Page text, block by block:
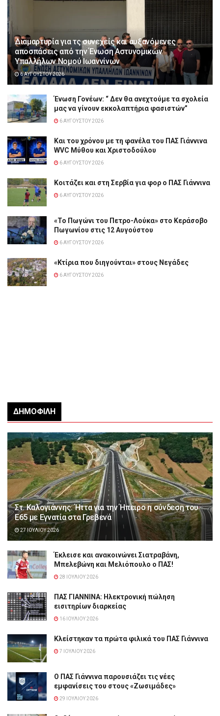
Διαμαρτυρία για τς συνεχείς και αυξανόμενες
αποσπάσεις από την Ένωση Αστυνομικών
Υπαλλήλων Νομού Ιωαννίνων
6 ΑΥΓΟΎΣΤΟΥ 2026
Ένωση Γονέων: “ Δεν θα ανεχτούμε τα σχολεία
μας να γίνουν εκκολαπτήρια φασιστών”
6 ΑΥΓΟΎΣΤΟΥ 2026
Και του χρόνου με τη φανέλα του ΠΑΣ Γιάννινα
WVC Μύθου και Χριστοδούλου
6 ΑΥΓΟΎΣΤΟΥ 2026
Κοιτάζει και στη Σερβία για φορ ο ΠΑΣ Γιάννινα
6 ΑΥΓΟΎΣΤΟΥ 2026
«Το Πωγώνι του Πετρο-Λούκα» στο Κεράσοβο
Πωγωνίου στις 12 Αυγούστου
6 ΑΥΓΟΎΣΤΟΥ 2026
«Κτίρια που διηγούνται» στους Νεγάδες
6 ΑΥΓΟΎΣΤΟΥ 2026
ΔΗΜΟΦΙΛΉ
Στ. Καλογιάννης: Ήττα για την Ήπειρο η σύνδεση του
Ε65 με Εγνατία στα Γρεβενά
27 ΙΟΥΛΊΟΥ 2026
Έκλεισε και ανακοινώνει Σιατραβάνη,
Μπελεβώνη και Μελιόπουλο ο ΠΑΣ!
28 ΙΟΥΛΊΟΥ 2026
ΠΑΣ ΓΙΑΝΝΙΝΑ: Hλεκτρονική πώληση
εισιτηρίων διαρκείας
16 ΙΟΥΛΊΟΥ 2026
Κλείστηκαν τα πρώτα φιλικά του ΠΑΣ Γιάννινα
7 ΙΟΥΛΊΟΥ 2026
Ο ΠΑΣ Γιάννινα παρουσιάζει τις νέες
εμφανίσεις του στους «Ζωσιμάδες»
29 ΙΟΥΛΊΟΥ 2026